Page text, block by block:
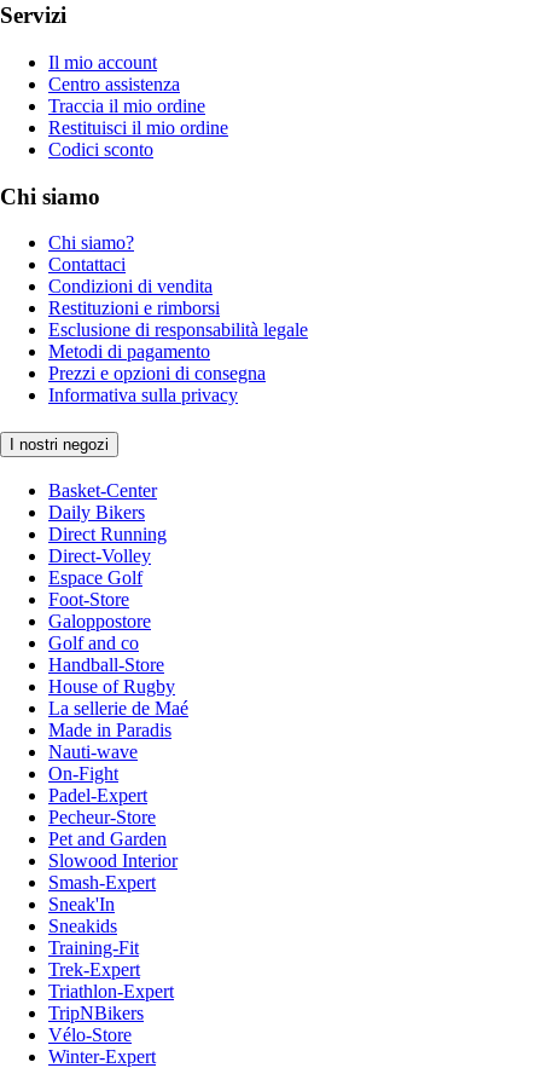
Servizi
Il mio account
Centro assistenza
Traccia il mio ordine
Restituisci il mio ordine
Codici sconto
Chi siamo
Chi siamo?
Contattaci
Condizioni di vendita
Restituzioni e rimborsi
Esclusione di responsabilità legale
Metodi di pagamento
Prezzi e opzioni di consegna
Informativa sulla privacy
I nostri negozi
Basket-Center
Daily Bikers
Direct Running
Direct-Volley
Espace Golf
Foot-Store
Galoppostore
Golf and co
Handball-Store
House of Rugby
La sellerie de Maé
Made in Paradis
Nauti-wave
On-Fight
Padel-Expert
Pecheur-Store
Pet and Garden
Slowood Interior
Smash-Expert
Sneak'In
Sneakids
Training-Fit
Trek-Expert
Triathlon-Expert
TripNBikers
Vélo-Store
Winter-Expert